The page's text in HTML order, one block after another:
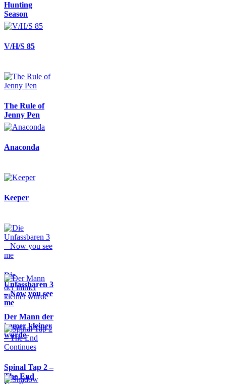
Hunting
Season
V/H/S 85
The Rule of
Jenny Pen
Anaconda
Keeper
Die
Unfassbaren 3
– Now you see
me
Der Mann der
immer kleiner
wurde
Spinal Tap 2 –
The End